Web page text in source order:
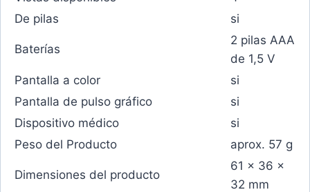
De pilas
si
Baterías
2 pilas AAA
de 1,5 V
Pantalla a color
si
Pantalla de pulso gráfico
si
Dispositivo médico
si
Peso del Producto
aprox. 57 g
Dimensiones del producto
61 x 36 x
32 mm